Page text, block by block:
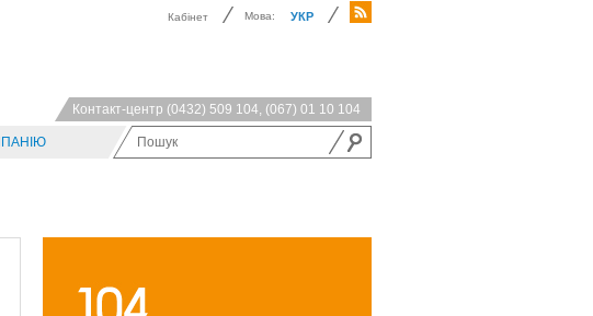
Кабінет Мова: УКР
Контакт-центр (0432) 509 104, (067) 01 10 104